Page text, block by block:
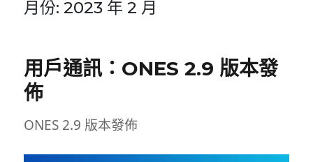
月份:2023 年 2 月
用戶通訊：ONES 2.9 版本發
佈
ONES 2.9 版本發佈